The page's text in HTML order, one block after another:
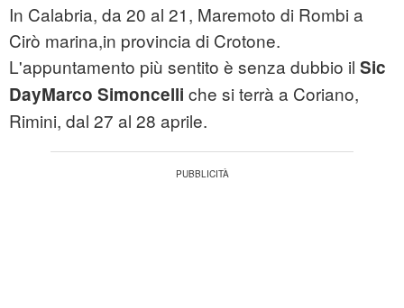
In Calabria, da 20 al 21, Maremoto di Rombi a
Cirò marina,in provincia di Crotone.
L'appuntamento più sentito è senza dubbio il Sic
DayMarco Simoncelli che si terrà a Coriano,
Rimini, dal 27 al 28 aprile.